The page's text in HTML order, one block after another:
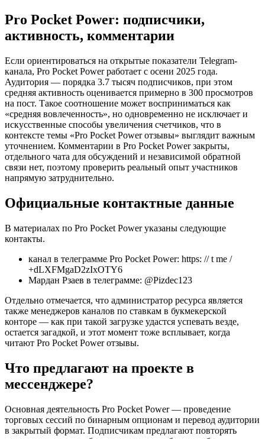
Pro Pocket Power: подписчики,
активность, комментарии
Если ориентироваться на открытые показатели Telegram-
канала, Pro Pocket Power работает с осени 2025 года.
Аудитория — порядка 3.7 тысяч подписчиков, при этом
средняя активность оценивается примерно в 300 просмотров
на пост. Такое соотношение может восприниматься как
«средняя вовлеченность», но одновременно не исключает и
искусственные способы увеличения счетчиков, что в
контексте темы «Pro Pocket Power отзывы» выглядит важным
уточнением. Комментарии в Pro Pocket Power закрыты,
отдельного чата для обсуждений и независимой обратной
связи нет, поэтому проверить реальный опыт участников
напрямую затруднительно.
Официальные контактные данные
В материалах по Pro Pocket Power указаны следующие
контакты.
канал в телеграмме Pro Pocket Power: https: // t me /
+dLXFMgaD2zIxOTY6
Мардан Рзаев в телеграмме: @Pizdec123
Отдельно отмечается, что администратор ресурса является
также менеджеров каналов по ставкам в букмекерской
конторе — как при такой загрузке удастся успевать везде,
остается загадкой, и этот момент тоже всплывает, когда
читают Pro Pocket Power отзывы.
Что предлагают на проекте в
мессенджере?
Основная деятельность Pro Pocket Power — проведение
торговых сессий по бинарным опционам и перевод аудитории
в закрытый формат. Подписчикам предлагают повторять